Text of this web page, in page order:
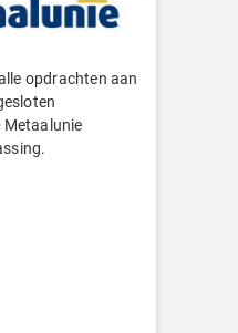
opdrachten aan
Metaalunie
B.V.